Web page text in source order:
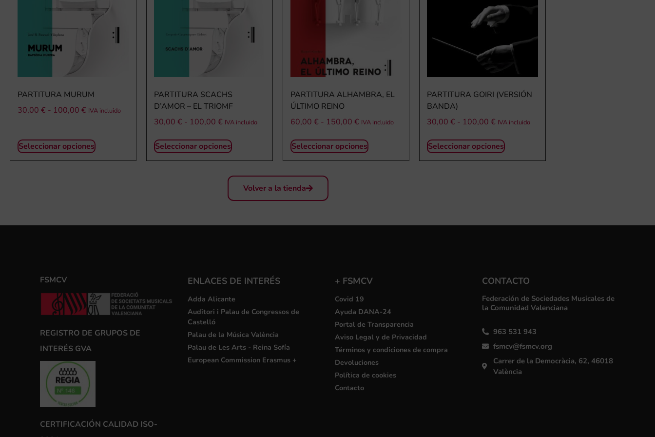
PARTITURA MURUM
30,00 € - 100,00 € IVA incluido
Seleccionar opciones
PARTITURA SCACHS
D’AMOR – EL TRIOMF
30,00 € - 100,00 € IVA incluido
Seleccionar opciones
PARTITURA ALHAMBRA, EL
ÚLTIMO REINO
60,00 € - 150,00 € IVA incluido
Seleccionar opciones
PARTITURA GOIRI (VERSIÓN
BANDA)
30,00 € - 100,00 € IVA incluido
Seleccionar opciones
Volver a la tienda
FSMCV
REGISTRO DE GRUPOS DE
INTERÉS GVA
CERTIFICACIÓN CALIDAD ISO-
ENLACES DE INTERÉS
Adda Alicante
Auditori i Palau de Congressos de
Castelló
Palau de la Música València
Palau de Les Arts - Reina Sofía
European Commission Erasmus +
+ FSMCV
Covid 19
Ayuda DANA-24
Portal de Transparencia
Aviso Legal y de Privacidad
Términos y condiciones de compra
Devoluciones
Política de cookies
Contacto
CONTACTO
Federación de Sociedades Musicales de
la Comunidad Valenciana
963 531 943
fsmcv@fsmcv.org
Carrer de la Democràcia, 62, 46018
València